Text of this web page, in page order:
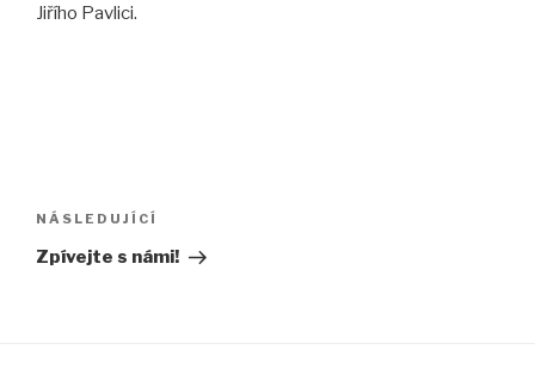
Jiřího Pavlici.
pro
příspěvek
Následující
příspěvek
NÁSLEDUJÍCÍ
Zpívejte s námi!